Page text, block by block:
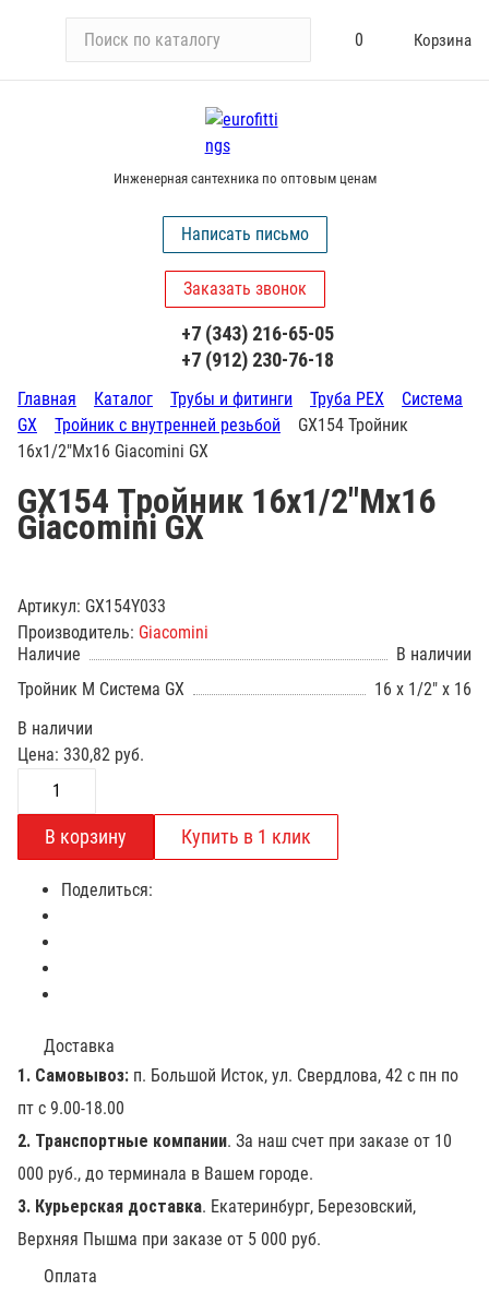
и
у
0 Корзина
Инженерная сантехника по оптовым ценам
Написать письмо
Заказать звонок
+7 (343) 216-65-05
+7 (912) 230-76-18
Главная Каталог Трубы и фитинги Труба PEX
Система
GX
Тройник с внутренней резьбой
GX154 Тройник
16х1/2"Мх16 Giacomini GX
GX154 Тройник 16х1/2"Мх16
Giacomini GX
Артикул: GX154Y033
Производитель: Giacomini
Наличие
В наличии
Тройник М Система GX
16 x 1/2" x 16
В наличии
Цена: 330,82 руб.
Поделиться:
Доставка
1. Самовывоз: п. Большой Исток, ул. Свердлова, 42 с пн по
пт с 9.00-18.00
2. Транспортные компании. За наш счет при заказе от 10
000 руб., до терминала в Вашем городе.
3. Курьерская доставка. Екатеринбург, Березовский,
Верхняя Пышма при заказе от 5 000 руб.
Оплата